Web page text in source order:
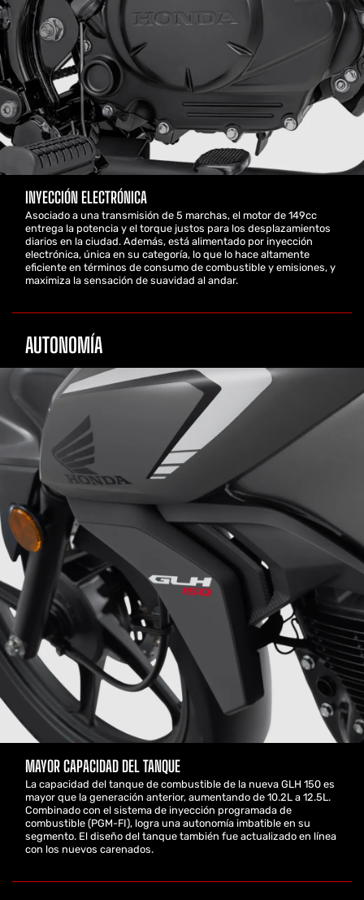
INYECCIÓN ELECTRÓNICA
Asociado a una transmisión de 5 marchas, el motor de 149cc
entrega la potencia y el torque justos para los desplazamientos
diarios en la ciudad. Además, está alimentado por inyección
electrónica, única en su categoría, lo que lo hace altamente
eficiente en términos de consumo de combustible y emisiones, y
maximiza la sensación de suavidad al andar.
AUTONOMÍA
MAYOR CAPACIDAD DEL TANQUE
La capacidad del tanque de combustible de la nueva GLH 150 es
mayor que la generación anterior, aumentando de 10.2L a 12.5L.
Combinado con el sistema de inyección programada de
combustible (PGM-FI), logra una autonomía imbatible en su
segmento. El diseño del tanque también fue actualizado en línea
con los nuevos carenados.